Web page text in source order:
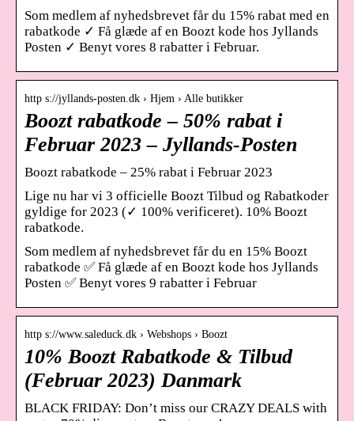
Som medlem af nyhedsbrevet får du 15% rabat med en
rabatkode ✓ Få glæde af en Boozt kode hos Jyllands
Posten ✓ Benyt vores 8 rabatter i Februar.
http s://jyllands-posten.dk › Hjem › Alle butikker
Boozt rabatkode – 50% rabat i
Februar 2023 – Jyllands-Posten
Boozt rabatkode – 25% rabat i Februar 2023
Lige nu har vi 3 officielle Boozt Tilbud og Rabatkoder
gyldige for 2023 (✓ 100% verificeret). 10% Boozt
rabatkode.
Som medlem af nyhedsbrevet får du en 15% Boozt
rabatkode ✅ Få glæde af en Boozt kode hos Jyllands
Posten ✅ Benyt vores 9 rabatter i Februar
http s://www.saleduck.dk › Webshops › Boozt
10% Boozt Rabatkode & Tilbud
(Februar 2023) Danmark
BLACK FRIDAY: Don’t miss our CRAZY DEALS with